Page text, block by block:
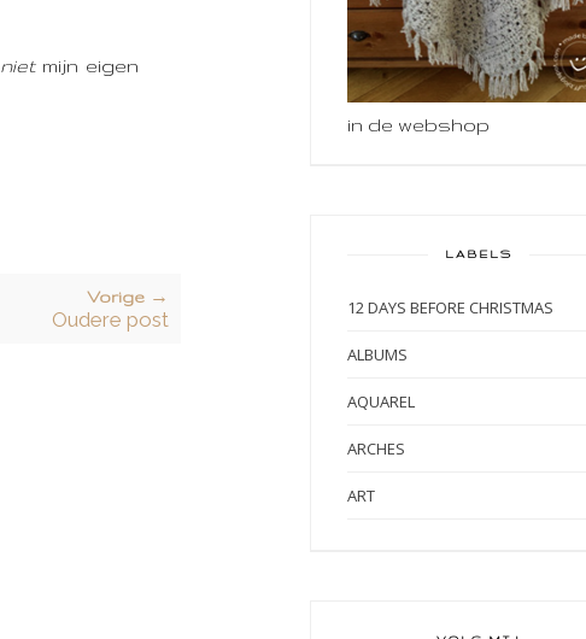
nietmijn eigen
Vorige →
Oudere post
in de webshop
LABELS
12 DAYS BEFORE CHRISTMAS
ALBUMS
AQUAREL
ARCHES
ART